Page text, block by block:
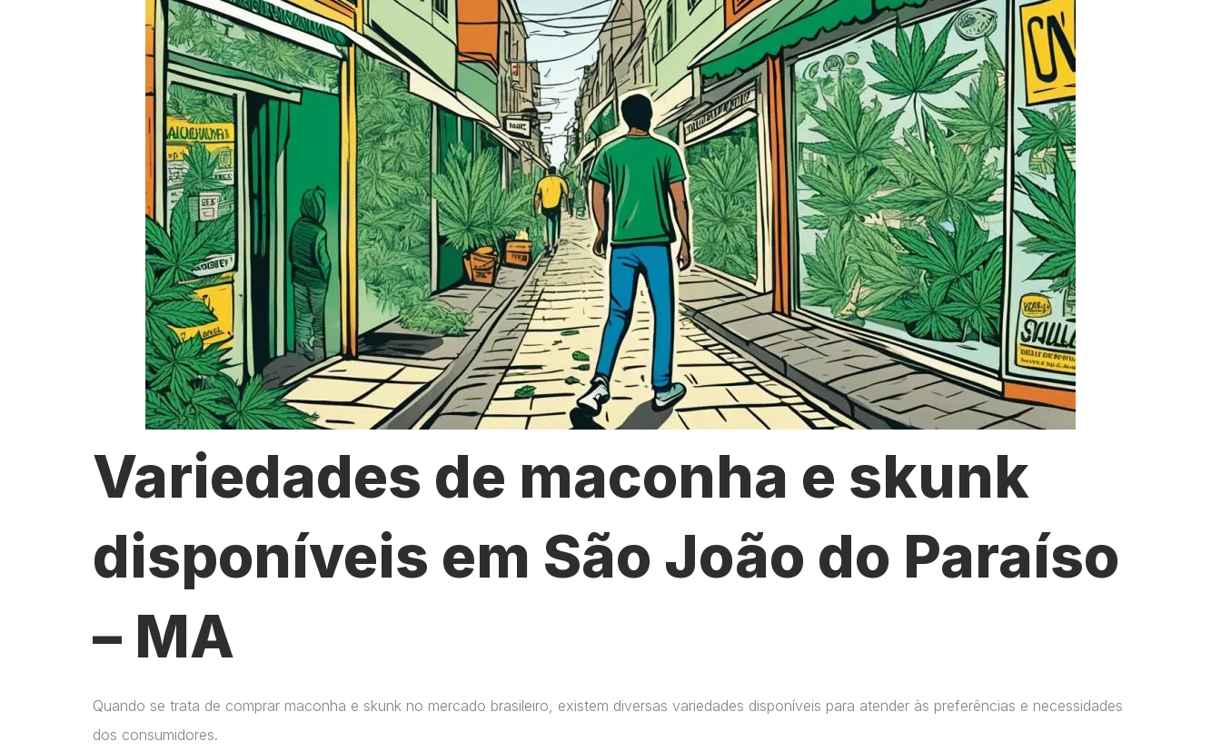
Variedades de maconha e skunk
disponíveis em São João do Paraíso
– MA
Quando se trata de comprar maconha e skunk no mercado brasileiro, existem diversas variedades disponíveis para atender às preferências e necessidades
dos consumidores.